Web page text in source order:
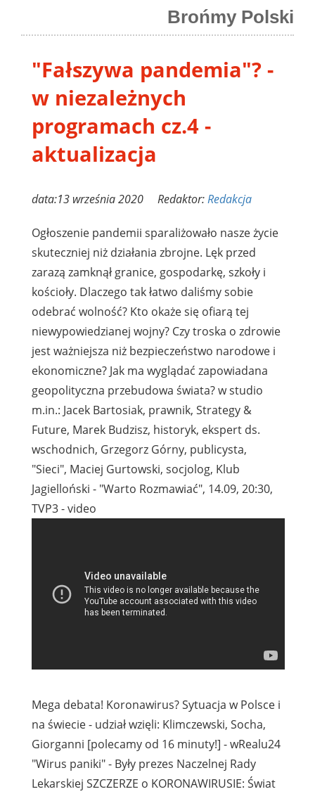
Brońmy Polski
"Fałszywa pandemia"? -
w niezależnych
programach cz.4 -
aktualizacja
data:13 września 2020 Redaktor:Redakcja
Ogłoszenie pandemii sparaliżowało nasze życie
skuteczniej niż działania zbrojne. Lęk przed
zarazą zamknął granice, gospodarkę, szkoły i
kościoły. Dlaczego tak łatwo daliśmy sobie
odebrać wolność? Kto okaże się ofiarą tej
niewypowiedzianej wojny? Czy troska o zdrowie
jest ważniejsza niż bezpieczeństwo narodowe i
ekonomiczne? Jak ma wyglądać zapowiadana
geopolityczna przebudowa świata? w studio
m.in.: Jacek Bartosiak, prawnik, Strategy &
Future, Marek Budzisz, historyk, ekspert ds.
wschodnich, Grzegorz Górny, publicysta,
"Sieci", Maciej Gurtowski, socjolog, Klub
Jagielloński - "Warto Rozmawiać", 14.09, 20:30,
TVP3 - video
Mega debata! Koronawirus? Sytuacja w Polsce i
na świecie - udział wzięli: Klimczewski, Socha,
Giorganni [polecamy od 16 minuty!] - wRealu24
"Wirus paniki" - Były prezes Naczelnej Rady
Lekarskiej SZCZERZE o KORONAWIRUSIE: Świat